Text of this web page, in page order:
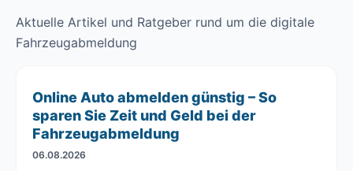
Aktuelle Artikel und Ratgeber rund um die digitale
Fahrzeugabmeldung
Online Auto abmelden günstig – So
sparen Sie Zeit und Geld bei der
Fahrzeugabmeldung
06.08.2026